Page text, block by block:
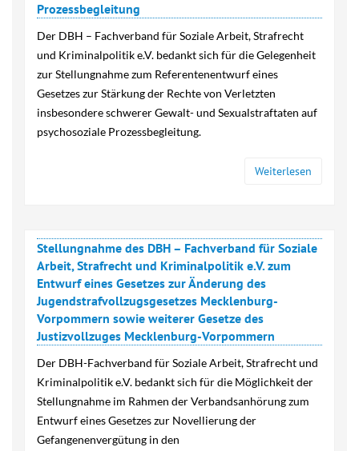
Prozessbegleitung
Der DBH – Fachverband für Soziale Arbeit, Strafrecht
und Kriminalpolitik e.V. bedankt sich für die Gelegenheit
zur Stellungnahme zum Referentenentwurf eines
Gesetzes zur Stärkung der Rechte von Verletzten
insbesondere schwerer Gewalt- und Sexualstraftaten auf
psychosoziale Prozessbegleitung.
Weiterlesen
Stellungnahme des DBH – Fachverband für Soziale
Arbeit, Strafrecht und Kriminalpolitik e.V. zum
Entwurf eines Gesetzes zur Änderung des
Jugendstrafvollzugsgesetzes Mecklenburg-
Vorpommern sowie weiterer Gesetze des
Justizvollzuges Mecklenburg-Vorpommern
Der DBH-Fachverband für Soziale Arbeit, Strafrecht und
Kriminalpolitik e.V. bedankt sich für die Möglichkeit der
Stellungnahme im Rahmen der Verbandsanhörung zum
Entwurf eines Gesetzes zur Novellierung der
Gefangenenvergütung in den